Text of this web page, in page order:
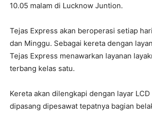
10.05 malam di Lucknow Juntion.
Tejas Express akan beroperasi setiap
dan Minggu. Sebagai kereta dengan
Tejas Express menawarkan layanan
terbang kelas satu.
Kereta akan dilengkapi dengan layar
dipasang dipesawat tepatnya bagian